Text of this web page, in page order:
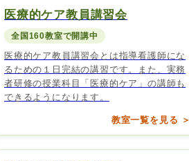
医療的ケア教員講習会
全国160教室で開講中
医療的ケア教員講習会とは指導看護師にな
るための１日完結の講習です。また、実務
者研修の授業科目「医療的ケア」の講師も
できるようになります。
教室一覧を見る ＞